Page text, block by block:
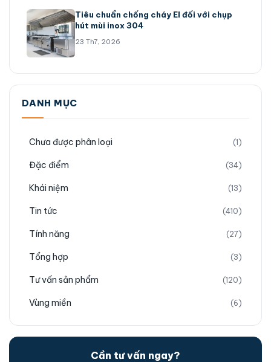
Tiêu chuẩn chống cháy EI đối với chụp
hút mùi inox 304
23 Th7, 2026
DANH MỤC
Chưa được phân loại (1)
Đặc điểm (34)
Khái niệm (13)
Tin tức (410)
Tính năng (27)
Tổng hợp (3)
Tư vấn sản phẩm (120)
Vùng miền (6)
Cần tư vấn ngay?